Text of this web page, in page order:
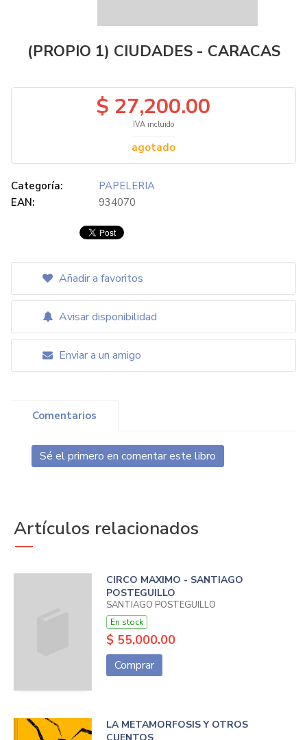
(PROPIO 1) CIUDADES - CARACAS
$ 27,200.00
IVA incluido
agotado
Categoría:
PAPELERIA
EAN:
934070
Añadir a favoritos
Avisar disponibilidad
Enviar a un amigo
Comentarios
Sé el primero en comentar este libro
Artículos relacionados
CIRCO MAXIMO - SANTIAGO
POSTEGUILLO
SANTIAGO POSTEGUILLO
En stock
$ 55,000.00
Comprar
LA METAMORFOSIS Y OTROS